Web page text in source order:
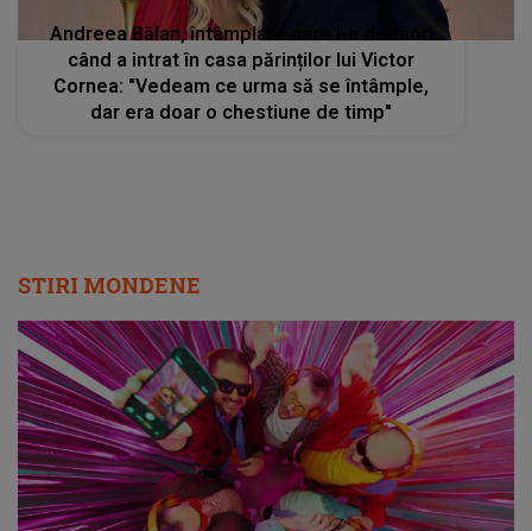
Andreea Bălan, întâmplare care i-a dat fiori
când a intrat în casa părinților lui Victor
Cornea: "Vedeam ce urma să se întâmple,
dar era doar o chestiune de timp"
STIRI MONDENE